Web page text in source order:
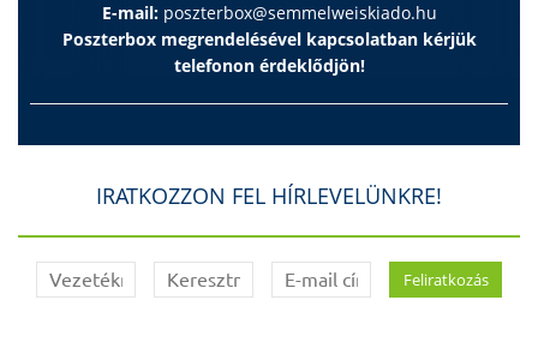
E-mail: poszterbox@semmelweiskiado.hu
Poszterbox megrendelésével kapcsolatban kérjük
telefonon érdeklődjön!
IRATKOZZON FEL HÍRLEVELÜNKRE!